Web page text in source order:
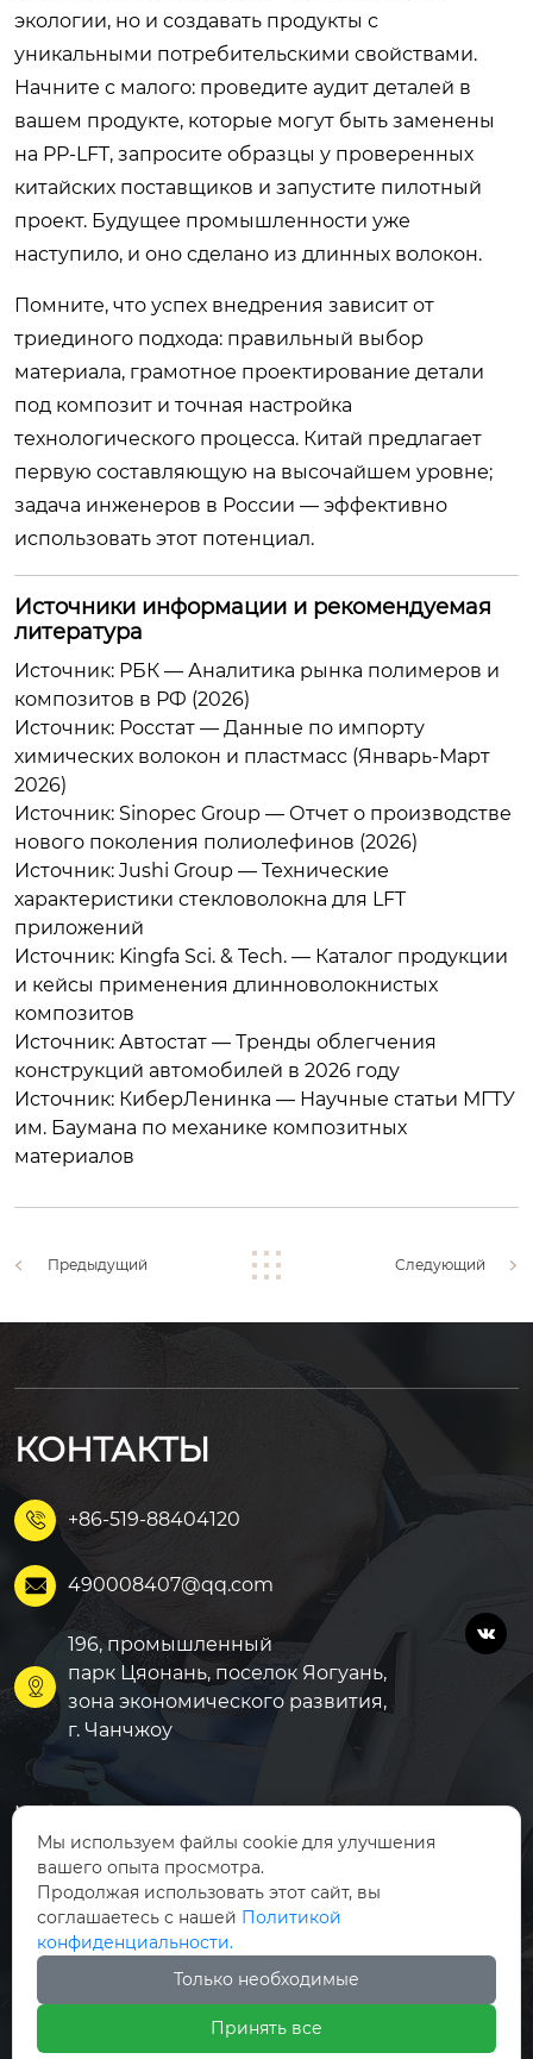
экологии, но и создавать продукты с
уникальными потребительскими свойствами.
Начните с малого: проведите аудит деталей в
вашем продукте, которые могут быть заменены
на PP-LFT, запросите образцы у проверенных
китайских поставщиков и запустите пилотный
проект. Будущее промышленности уже
наступило, и оно сделано из длинных волокон.
Помните, что успех внедрения зависит от
триединого подхода: правильный выбор
материала, грамотное проектирование детали
под композит и точная настройка
технологического процесса. Китай предлагает
первую составляющую на высочайшем уровне;
задача инженеров в России — эффективно
использовать этот потенциал.
Источники информации и рекомендуемая
литература
Источник: РБК — Аналитика рынка полимеров и
композитов в РФ (2026)
Источник: Росстат — Данные по импорту
химических волокон и пластмасс (Январь-Март
2026)
Источник: Sinopec Group — Отчет о производстве
нового поколения полиолефинов (2026)
Источник: Jushi Group — Технические
характеристики стекловолокна для LFT
приложений
Источник: Kingfa Sci. & Tech. — Каталог продукции
и кейсы применения длинноволокнистых
композитов
Источник: Автостат — Тренды облегчения
конструкций автомобилей в 2026 году
Источник: КиберЛенинка — Научные статьи МГТУ
им. Баумана по механике композитных
материалов
Предыдущий Следующий
КОНТАКТЫ
 +86-519-88404120
 490008407@qq.com

196, промышленный
парк Цяонань, поселок Яогуань,
зона экономического развития,
г. Чанчжоу

Модифицированный АБ
Модифицированный ПА
Модифицированный PB
Модифицированный ПК
Модифицированный PP
Главная
Продукция
Новости
О Нас
Мы используем файлы cookie для улучшения
вашего опыта просмотра.
Продолжая использовать этот сайт, вы
соглашаетесь с нашей Политикой
конфиденциальности.
Только необходимые
Принять все